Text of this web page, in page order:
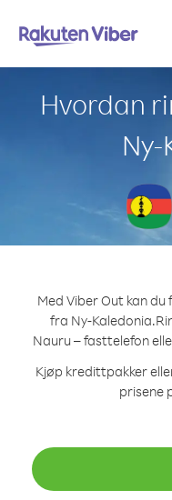
Hvordan
Med Viber Out kan
fra Ny-Kaledonia.
Nauru – fasttelefon
Kjøp kredittpakker
prisene